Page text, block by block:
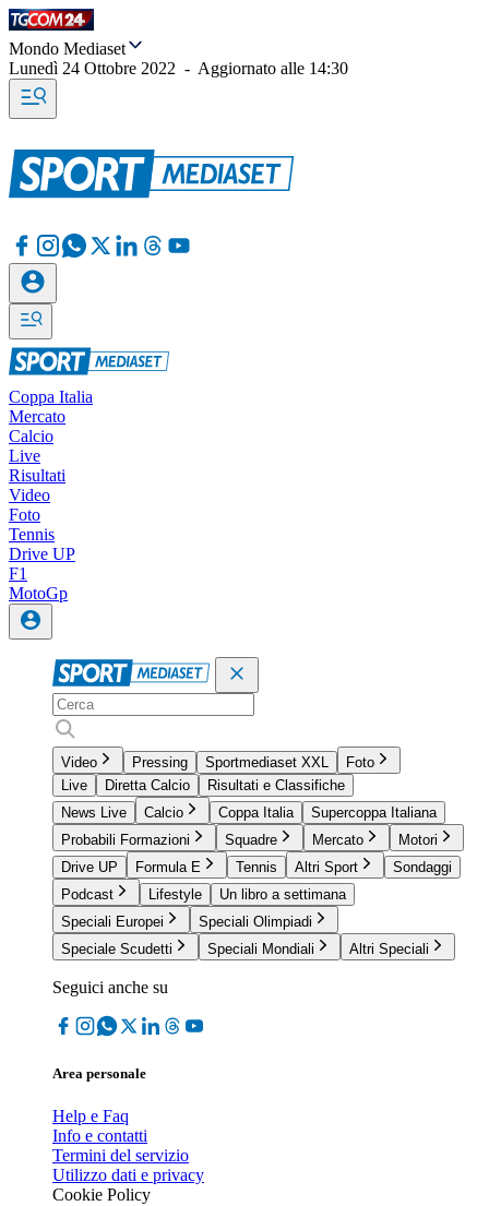
Mondo Mediaset
Lunedì 24 Ottobre 2022 - Aggiornato alle 14:30
Coppa Italia
Mercato
Calcio
Live
Risultati
Video
Foto
Tennis
Drive UP
F1
MotoGp
Video Pressing Sportmediaset XXL
Foto
Live
Diretta Calcio
Risultati e Classifiche
News Live
Calcio Coppa Italia
Supercoppa Italiana
Probabili Formazioni
Squadre Mercato
Motori
Drive UP
Formula E Tennis Altri Sport
Sondaggi
Podcast
Lifestyle
Un libro a settimana
Speciali Europei
Speciali Olimpiadi
Speciale Scudetti
Speciali Mondiali Altri Speciali
Seguici anche su
Area personale
Help e Faq
Info e contatti
Termini del servizio
Utilizzo dati e privacy
Cookie Policy